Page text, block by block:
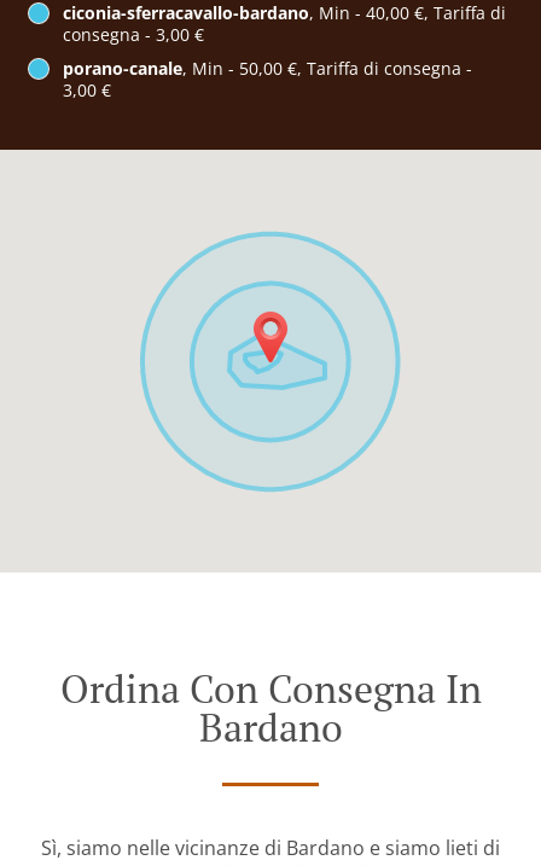
ciconia-sferracavallo-bardano, Min - 40,00 €, Tariffa di
consegna - 3,00 €
porano-canale, Min - 50,00 €, Tariffa di consegna -
3,00 €
Ordina Con Consegna In
Bardano
Sì, siamo nelle vicinanze di Bardano e siamo lieti di